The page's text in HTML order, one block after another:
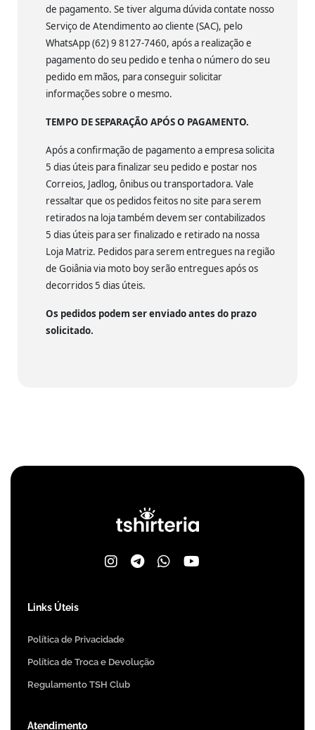
de pagamento. Se tiver alguma dúvida contate nosso
Serviço de Atendimento ao cliente (SAC), pelo
WhatsApp (62) 9 8127-7460, após a realização e
pagamento do seu pedido e tenha o número do seu
pedido em mãos, para conseguir solicitar
informações sobre o mesmo.
TEMPO DE SEPARAÇÃO APÓS O PAGAMENTO.
Após a confirmação de pagamento a empresa solicita
5 dias úteis para finalizar seu pedido e postar nos
Correios, Jadlog, ônibus ou transportadora. Vale
ressaltar que os pedidos feitos no site para serem
retirados na loja também devem ser contabilizados
5 dias úteis para ser finalizado e retirado na nossa
Loja Matriz. Pedidos para serem entregues na região
de Goiânia via moto boy serão entregues após os
decorridos 5 dias úteis.
Os pedidos podem ser enviado antes do prazo
solicitado.
Links Úteis
Política de Privacidade
Política de Troca e Devolução
Regulamento TSH Club
Atendimento